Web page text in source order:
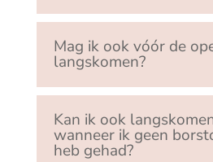
Mag ik ook vóór de
langskomen?
Kan ik ook
wanneer ik geen
heb gehad?